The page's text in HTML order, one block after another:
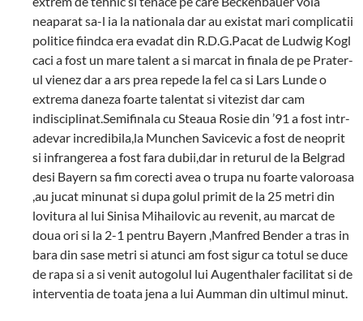
neaparat sa-l ia la nationala dar au existat mari complicatii
politice fiindca era evadat din R.D.G.Pacat de Ludwig Kogl
caci a fost un mare talent a si marcat in finala de pe Prater-
ul vienez dar a ars prea repede la fel ca si Lars Lunde o
extrema daneza foarte talentat si vitezist dar cam
indisciplinat.Semifinala cu Steaua Rosie din ’91 a fost intr-
adevar incredibila,la Munchen Savicevic a fost de neoprit
si infrangerea a fost fara dubii,dar in returul de la Belgrad
desi Bayern sa fim corecti avea o trupa nu foarte valoroasa
,au jucat minunat si dupa golul primit de la 25 metri din
lovitura al lui Sinisa Mihailovic au revenit, au marcat de
doua ori si la 2-1 pentru Bayern ,Manfred Bender a tras in
bara din sase metri si atunci am fost sigur ca totul se duce
de rapa si a si venit autogolul lui Augenthaler facilitat si de
interventia de toata jena a lui Aumman din ultimul minut.